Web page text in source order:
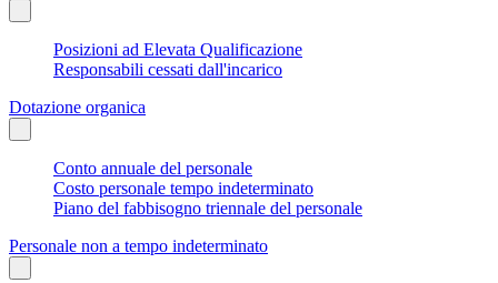
Posizioni ad Elevata Qualificazione
Responsabili cessati dall'incarico
Dotazione organica
Conto annuale del personale
Costo personale tempo indeterminato
Piano del fabbisogno triennale del personale
Personale non a tempo indeterminato